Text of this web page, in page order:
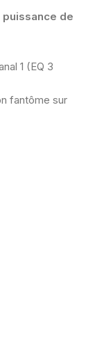
puissance de
1 (EQ 3
fantôme sur